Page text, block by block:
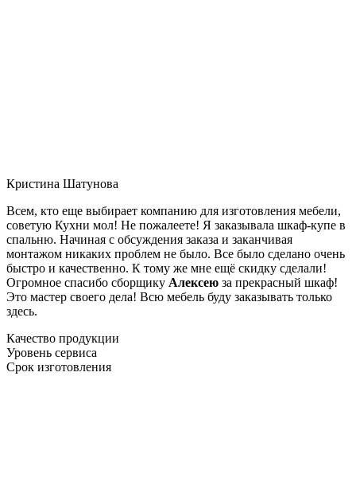
Кристина Шатунова
Всем, кто еще выбирает компанию для изготовления мебели,
советую Кухни мол! Не пожалеете! Я заказывала шкаф-купе в
спальню. Начиная с обсуждения заказа и заканчивая
монтажом никаких проблем не было. Все было сделано очень
быстро и качественно. К тому же мне ещё скидку сделали!
Огромное спасибо сборщику Алексею за прекрасный шкаф!
Это мастер своего дела! Всю мебель буду заказывать только
здесь.
Качество продукции
Уровень сервиса
Срок изготовления